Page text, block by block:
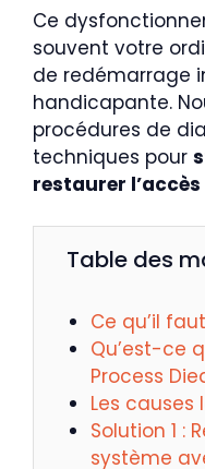
Ce
souvent votre
de redémarrage
handicapante.
procédures de
techniques pour
restaurer
Table des
Ce qu’il
Qu’est-ce
Process
Les causes
Solution 1 :
système